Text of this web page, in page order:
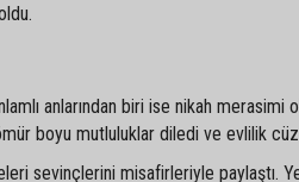
anlarından biri ise nikah merasimi
boyu mutluluklar diledi ve evlilik
sevinçlerini misafirleriyle paylaştı.